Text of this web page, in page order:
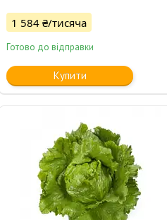
1 584 ₴/тисяча
Готово до відправки
Купити